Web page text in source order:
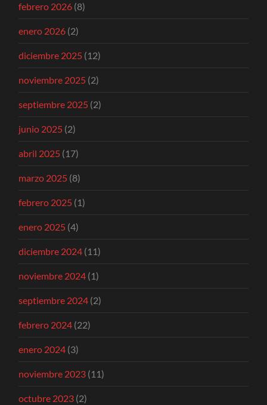
febrero 2026 (8)
enero 2026 (2)
diciembre 2025 (12)
noviembre 2025 (2)
septiembre 2025 (2)
junio 2025 (2)
abril 2025 (17)
marzo 2025 (8)
febrero 2025 (1)
enero 2025 (4)
diciembre 2024 (11)
noviembre 2024 (1)
septiembre 2024 (2)
febrero 2024 (22)
enero 2024 (3)
noviembre 2023 (11)
octubre 2023 (2)